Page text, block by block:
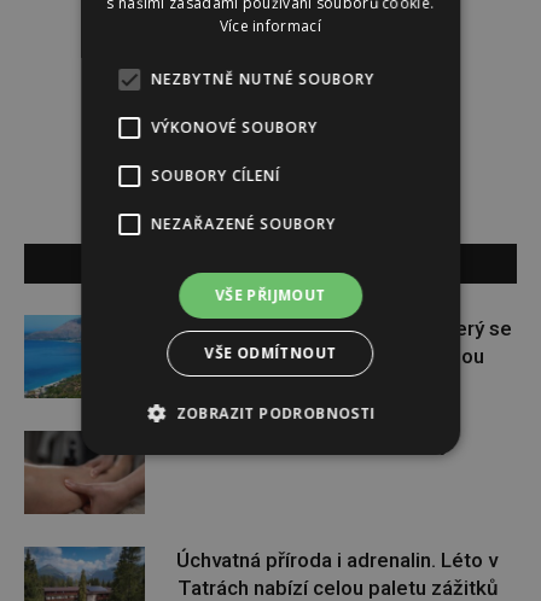
Redakce
Redakce magazínu Instinkt.
Albánie: Skrytý klenot Evropy, který se
stává novou turistickou hvězdou
Úchvatná příroda i adrenalin. Léto v
Tatrách nabízí celou paletu zážitků
Více informací
NEZBYTNĚ NUTNÉ SOUBORY
VÝKONOVÉ SOUBORY
SOUBORY CÍLENÍ
NEZAŘAZENÉ SOUBORY
VŠE PŘIJMOUT
VŠE ODMÍTNOUT
ZOBRAZIT PODROBNOSTI